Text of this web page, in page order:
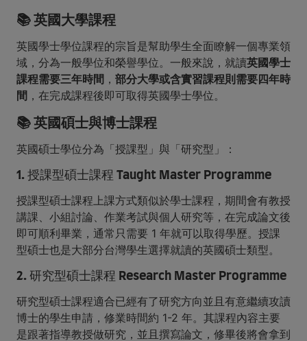
📚 英國大學課程
英國學士學位課程的宗旨是幫助學生全面瞭解一個專業領
域，分為一般學位和榮譽學位。一般來說，就讀英國學士
課程需要三年時間 ， 部分大學或含實習課程則需要四年時
間 ，在完成課程後即可取得英國學士學位。
📚 英國碩士與博士課程
英國碩士學位分為「授課型」與「研究型」：
1. 授課型碩士課程 Taught Master Programme
授課型碩士課程上課方式類似於學士課程，期間會有教授
講課、小組討論、作業考試與個人研究等，在完成論文後
即可順利畢業，通常只需要 1 年就可以取得學歷。授課
型碩士也是大部分台灣學生選擇就讀的英國碩士類型。
2. 研究型碩士課程 Research Master Programme
研究型碩士課程適合已經有了研究方向並且有意繼續攻讀
博士的學生申請，修業時間約 1-2 年。其課程內容主要
是跟著指導教授做研究，並且撰寫論文，修畢後將會拿到